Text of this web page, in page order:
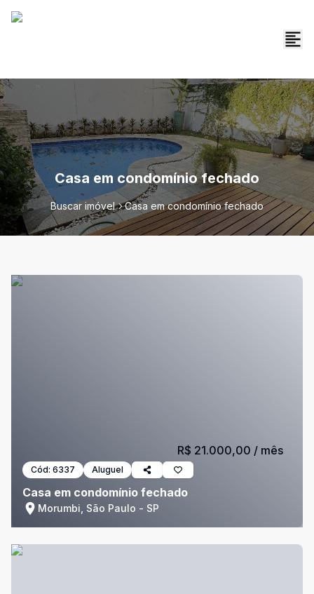
Casa em condomínio fechado
Buscar imóvel Casa em condomínio fechado
Cód: 6337 Aluguel
Casa em condomínio fechado
Morumbi, São Paulo - SP
R$ 21.000,00 / mês